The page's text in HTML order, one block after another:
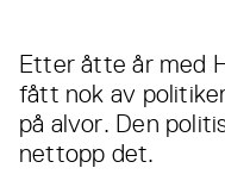
Etter åtte år med
fått nok av
på alvor. Den
nettopp det.